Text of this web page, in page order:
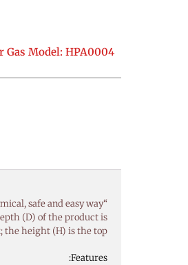
Gas Model: HPA0004
“Anvil’s Gas Hot Plates provide a simple and effective way to prepare food with high effeciency in an economical, safe and easy way.””
(D) of the product is
height (H) is the top.
Features: